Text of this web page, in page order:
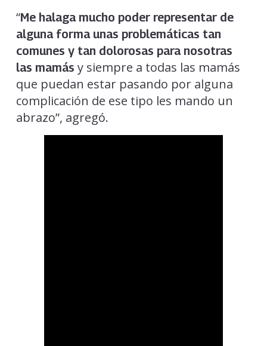
“Me halaga mucho poder representar de
alguna forma unas problemáticas tan
comunes y tan dolorosas para nosotras
las mamás y siempre a todas las mamás
que puedan estar pasando por alguna
complicación de ese tipo les mando un
abrazo”, agregó.